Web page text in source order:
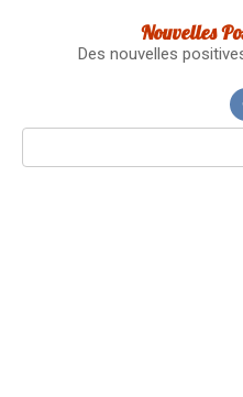
Nouvelles
Des nouvelles